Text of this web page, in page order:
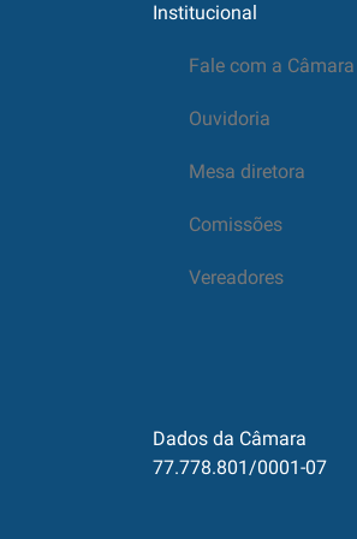
Institucional
Fale com a Câmara
Ouvidoria
Mesa diretora
Comissões
Vereadores
Dados da Câmara
77.778.801/0001-07